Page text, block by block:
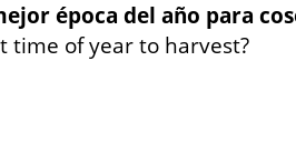
época del año para
time of year to harvest?